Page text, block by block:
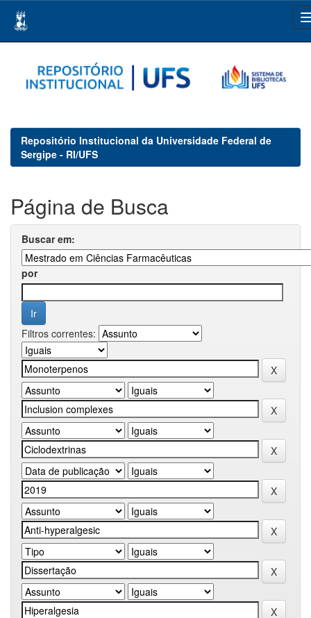
navigation
Repositório Institucional da Universidade Federal de
Sergipe - RI/UFS
Página de Busca
Buscar em:
por
Filtros correntes: